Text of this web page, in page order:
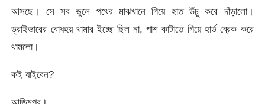
আসছে। সে সব ভুলে পথের মাঝখানে গিয়ে হাত উঁচু করে দাঁড়ালো।
ড্রাইভারের বোধহয় থামার ইচ্ছে ছিল না, পাশ কাটাতে গিয়ে হার্ড ব্রেক করে
থামলো।
কই যাইবেন?